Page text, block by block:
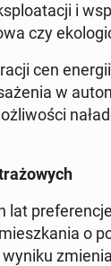
i
czy
cen
w
lat
o
wyniku